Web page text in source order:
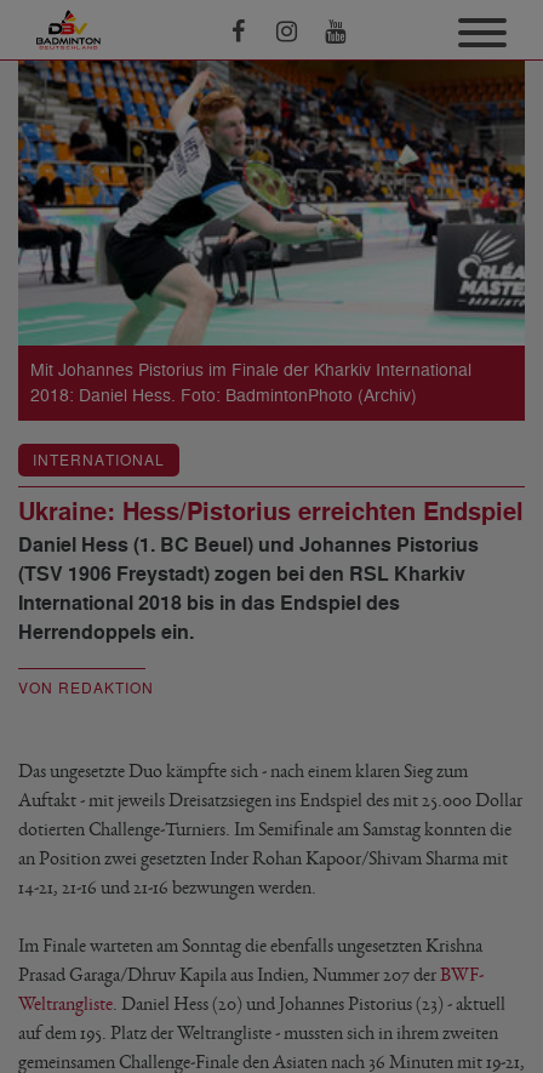
Mit Johannes Pistorius im Finale der Kharkiv International
2018: Daniel Hess. Foto: BadmintonPhoto (Archiv)
INTERNATIONAL
Ukraine: Hess/Pistorius erreichten Endspiel
Daniel Hess (1. BC Beuel) und Johannes Pistorius
(TSV 1906 Freystadt) zogen bei den RSL Kharkiv
International 2018 bis in das Endspiel des
Herrendoppels ein.
VON REDAKTION
Das ungesetzte Duo kämpfte sich - nach einem klaren Sieg zum
Auftakt - mit jeweils Dreisatzsiegen ins Endspiel des mit 25.000 Dollar
dotierten Challenge-Turniers. Im Semifinale am Samstag konnten die
an Position zwei gesetzten Inder Rohan Kapoor/Shivam Sharma mit
14-21, 21-16 und 21-16 bezwungen werden.
Im Finale warteten am Sonntag die ebenfalls ungesetzten Krishna
Prasad Garaga/Dhruv Kapila aus Indien, Nummer 207 derBWF-
Weltrangliste . Daniel Hess (20) und Johannes Pistorius (23) - aktuell
auf dem 195. Platz der Weltrangliste - mussten sich in ihrem zweiten
gemeinsamen Challenge-Finale den Asiaten nach 36 Minuten mit 19-21,